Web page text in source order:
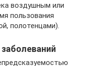
воздушным или
пользования
полотенцами).